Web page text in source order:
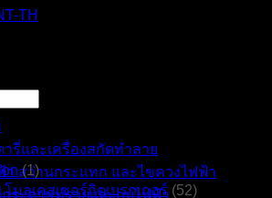
ารี่และเครื่องสกัดทำลาย
า สว่านกระแทก และไขควงไฟฟ้า
กระดาษทรายและกบไฟฟ้า
(1)
โมลเคสเซอร์กิตเบรกเกอร์ (52)